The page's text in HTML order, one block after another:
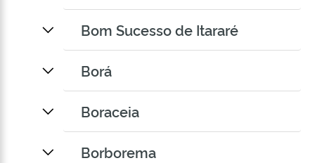
Bom Sucesso de Itararé
Borá
Boraceia
Borborema